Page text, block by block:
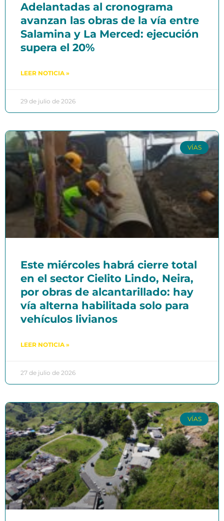
Adelantadas al cronograma
avanzan las obras de la vía entre
Salamina y La Merced: ejecución
supera el 20%
LEER NOTICIA »
29 de julio de 2026
VÍAS
Este miércoles habrá cierre total
en el sector Cielito Lindo, Neira,
por obras de alcantarillado: hay
vía alterna habilitada solo para
vehículos livianos
LEER NOTICIA »
27 de julio de 2026
VÍAS